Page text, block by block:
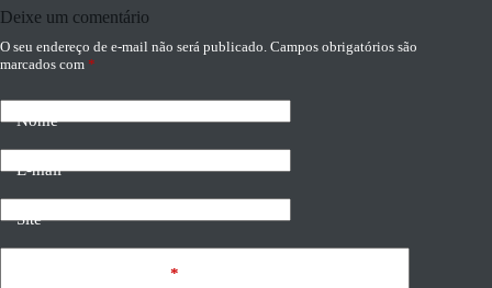
Deixe um comentário
O seu endereço de e-mail não será publicado. Campos obrigatórios são
marcados com *
Nome
E-mail
Site
*